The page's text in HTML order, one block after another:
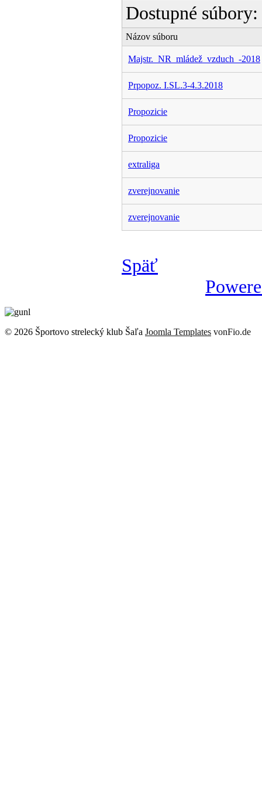
Dostupné súbory:
Názov súboru
Majstr._NR_mládež_vzduch_-2018
Prpopoz. I.SL.3-4.3.2018
Propozicie
Propozicie
extraliga
zverejnovanie
zverejnovanie
Späť
© 2026 Športovo strelecký klub Šaľa Joomla Templates vonFio.de